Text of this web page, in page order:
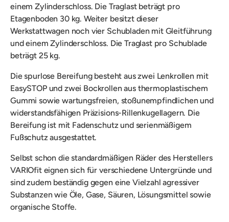
einem Zylinderschloss. Die Traglast beträgt pro
Etagenboden 30 kg. Weiter besitzt dieser
Werkstattwagen noch vier Schubladen mit Gleitführung
und einem Zylinderschloss. Die Traglast pro Schublade
beträgt 25 kg.
Die spurlose Bereifung besteht aus zwei Lenkrollen mit
EasySTOP und zwei Bockrollen aus thermoplastischem
Gummi sowie wartungsfreien, stoßunempfindlichen und
widerstandsfähigen Präzisions-Rillenkugellagern. Die
Bereifung ist mit Fadenschutz und serienmäßigem
Fußschutz ausgestattet.
Selbst schon die standardmäßigen Räder des Herstellers
VARIOfit eignen sich für verschiedene Untergründe und
sind zudem beständig gegen eine Vielzahl agressiver
Substanzen wie Öle, Gase, Säuren, Lösungsmittel sowie
organische Stoffe.